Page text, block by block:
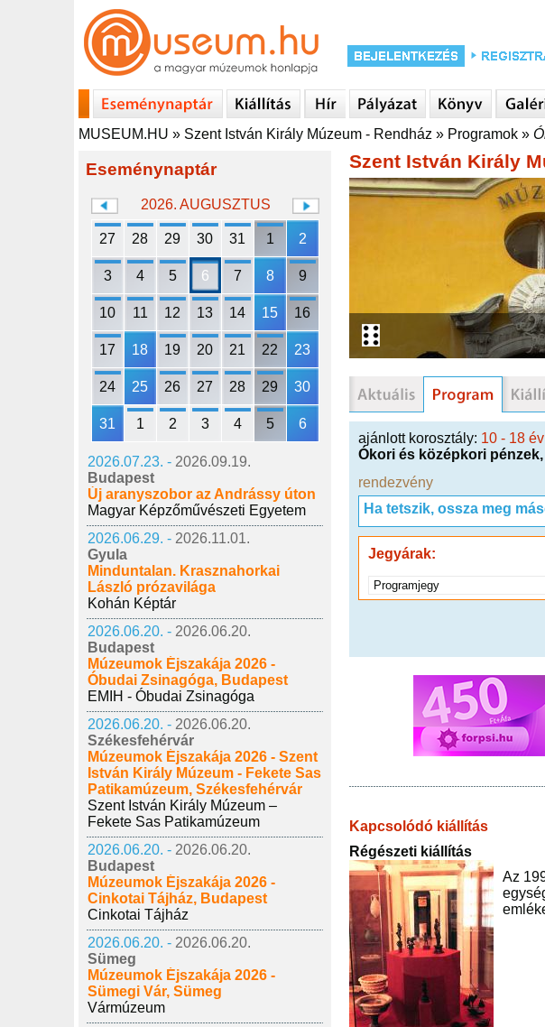
MUSEUM.HU » Szent István Király Múzeum - Rendház » Programok »
Eseménynaptár
2026. AUGUSZTUS
27 28 29 30 31 1 2
3 4 5 6 7 8 9
10 11 12 13 14 15 16
17 18 19 20 21 22 23
24 25 26 27 28 29 30
31 1 2 3 4 5 6
2026.07.23. - 2026.09.19.
Budapest
Új aranyszobor az Andrássy úton
Magyar Képzőművészeti Egyetem
2026.06.29. - 2026.11.01.
Gyula
Minduntalan. Krasznahorkai
László prózavilága
Kohán Képtár
2026.06.20. - 2026.06.20.
Budapest
Múzeumok Éjszakája 2026 -
Óbudai Zsinagóga, Budapest
EMIH - Óbudai Zsinagóga
2026.06.20. - 2026.06.20.
Székesfehérvár
Múzeumok Éjszakája 2026 - Szent
István Király Múzeum - Fekete Sas
Patikamúzeum, Székesfehérvár
Szent István Király Múzeum –
Fekete Sas Patikamúzeum
2026.06.20. - 2026.06.20.
Budapest
Múzeumok Éjszakája 2026 -
Cinkotai Tájház, Budapest
Cinkotai Tájház
2026.06.20. - 2026.06.20.
Sümeg
Múzeumok Éjszakája 2026 -
Sümegi Vár, Sümeg
Vármúzeum
Szent István Király
ajánlott korosztály: 10 - 18 év
Ókori és középkori
rendezvény
Ha tetszik, ossza meg
Jegyárak:
Programjegy
Kapcsolódó kiállítás
Régészeti kiállítás
Az